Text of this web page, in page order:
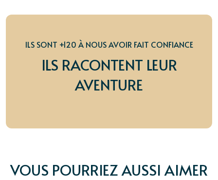
ILS SONT +120 À NOUS AVOIR FAIT CONFIANCE
ILS RACONTENT LEUR
AVENTURE
VOUS POURRIEZ AUSSI AIMER